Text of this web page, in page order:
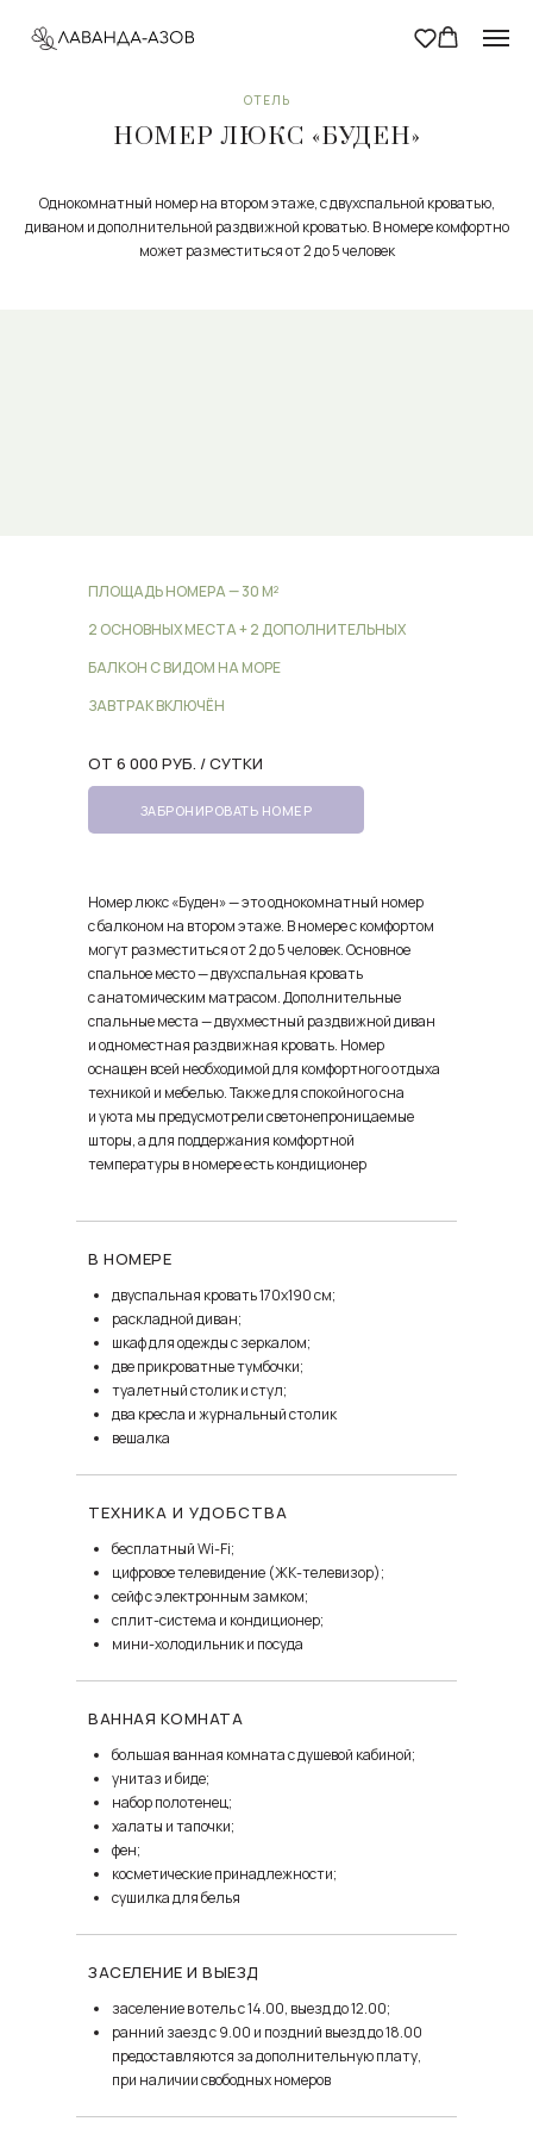
ОТЕЛЬ
НОМЕР ЛЮКС «БУДЕН»
Однокомнатный номер на втором этаже, с двухспальной кроватью,
диваном и дополнительной раздвижной кроватью. В номере комфортно
может разместиться от 2 до 5 человек
ПЛОЩАДЬ НОМЕРА — 30 М²
2 ОСНОВНЫХ МЕСТА + 2 ДОПОЛНИТЕЛЬНЫХ
БАЛКОН С ВИДОМ НА МОРЕ
ЗАВТРАК ВКЛЮЧЁН
ОТ 6 000 РУБ. / СУТКИ
ЗАБРОНИРОВАТЬ НОМЕР
Номер люкс «Буден» — это однокомнатный номер
с балконом на втором этаже. В номере с комфортом
могут разместиться от 2 до 5 человек.Основное
спальное место — двухспальная кровать
с анатомическим матрасом. Дополнительные
спальные места — двухместный раздвижной диван
и одноместная раздвижная кровать. Номер
оснащен всей необходимой для комфортного отдыха
техникой и мебелью. Также для спокойного сна
и уюта мы предусмотрели светонепроницаемые
шторы, а для поддержания комфортной
температуры в номере есть кондиционер
двуспальная кровать 170х190 см;
раскладной диван;
шкаф для одежды с зеркалом;
две прикроватные тумбочки;
туалетный столик и стул;
два кресла и журнальный столик
вешалка
В НОМЕРЕ
бесплатный Wi-Fi;
цифровое телевидение (ЖК-телевизор);
сейф с электронным замком;
сплит-система и кондиционер;
мини-холодильник и посуда
ТЕХНИКА И УДОБСТВА
большая ванная комната с душевой кабиной;
унитаз и биде;
набор полотенец;
халаты и тапочки;
фен;
косметические принадлежности;
сушилка для белья
ВАННАЯ КОМНАТА
заселение в отель с 14.00, выезд до 12.00;
ранний заезд с 9.00 и поздний выезд до 18.00
предоставляются за дополнительную плату,
при наличии свободных номеров
ЗАСЕЛЕНИЕ И ВЫЕЗД